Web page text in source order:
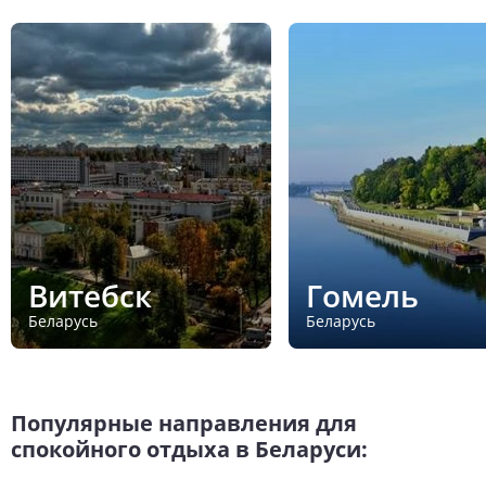
Витебск
Беларусь
Гомель
Беларусь
Популярные направления для
спокойного отдыха в Беларуси: